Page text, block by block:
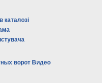
каталозі
ворот Видео